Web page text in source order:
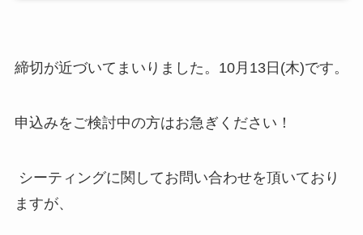
締切が近づいてまいりました。10月13日(木)です。
申込みをご検討中の方はお急ぎください！
シーティングに関してお問い合わせを頂いており
ますが、